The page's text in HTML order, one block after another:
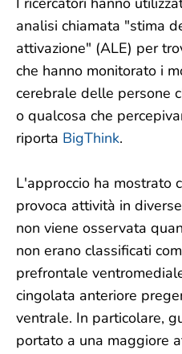
analisi chiamata "stima
attivazione" (ALE) per
che hanno monitorato i
cerebrale delle persone
o qualcosa che
riporta BigThink.
L'approccio ha mostrato
provoca attività in
non viene osservata
non erano classificati
prefrontale
cingolata anteriore
ventrale. In particolare,
portato a una maggiore